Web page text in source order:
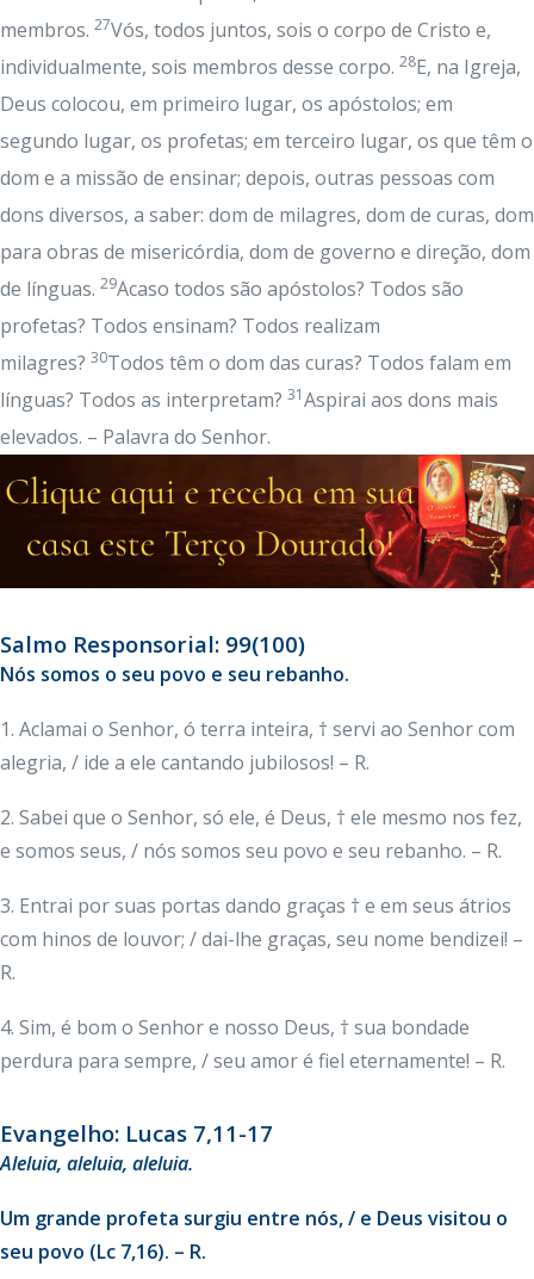
membros. 27Vós, todos juntos, sois o corpo de Cristo e,
individualmente, sois membros desse corpo. 28E, na Igreja,
Deus colocou, em primeiro lugar, os apóstolos; em
segundo lugar, os profetas; em terceiro lugar, os que têm o
dom e a missão de ensinar; depois, outras pessoas com
dons diversos, a saber: dom de milagres, dom de curas, dom
para obras de misericórdia, dom de governo e direção, dom
de línguas. 29Acaso todos são apóstolos? Todos são
profetas? Todos ensinam? Todos realizam
milagres? 30Todos têm o dom das curas? Todos falam em
línguas? Todos as interpretam? 31Aspirai aos dons mais
elevados. – Palavra do Senhor.
Salmo Responsorial: 99(100)
Nós somos o seu povo e seu rebanho.
1. Aclamai o Senhor, ó terra inteira, † servi ao Senhor com
alegria, / ide a ele cantando jubilosos! – R.
2. Sabei que o Senhor, só ele, é Deus, † ele mesmo nos fez,
e somos seus, / nós somos seu povo e seu rebanho. – R.
3. Entrai por suas portas dando graças † e em seus átrios
com hinos de louvor; / dai-lhe graças, seu nome bendizei! –
R.
4. Sim, é bom o Senhor e nosso Deus, † sua bondade
perdura para sempre, / seu amor é fiel eternamente! – R.
Evangelho: Lucas 7,11-17
Aleluia, aleluia, aleluia.
Um grande profeta surgiu entre nós, / e Deus visitou o
seu povo (Lc 7,16). – R.